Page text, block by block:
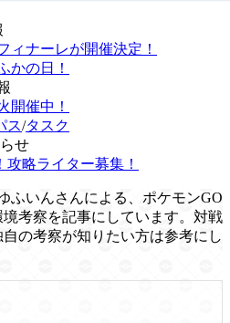
ィナーレが開催決定！
かの日！
開催中！
ス/タスク
せ
略ライター募集！
ふいんさんによる、ポケモンGO
考察を記事にしています。対戦
の考察が知りたい方は参考にし